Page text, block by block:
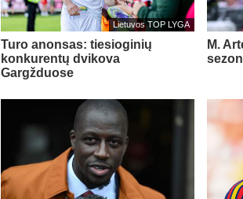
Lietuvos TOP LYGA
Turo anonsas: tiesioginių
konkurentų dvikova
Gargžduose
M.